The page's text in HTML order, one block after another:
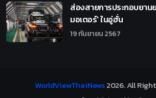
ส่องสายการประกอบยาน
มอเตอร์' ในอู่ฮั่น
19 กันยายน 2567
WorldViewThaiNews2026. All